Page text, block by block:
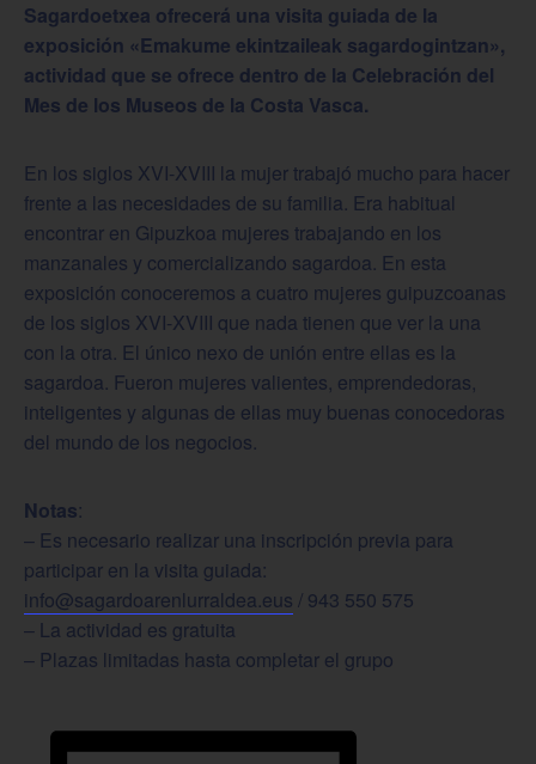
Sagardoetxea ofrecerá una visita guiada de la
exposición «Emakume ekintzaileak sagardogintzan»,
actividad que se ofrece dentro de la Celebración del
Mes de los Museos de la Costa Vasca.
En los siglos XVI-XVIII la mujer trabajó mucho para hacer
frente a las necesidades de su familia. Era habitual
encontrar en Gipuzkoa mujeres trabajando en los
manzanales y comercializando sagardoa. En esta
exposición conoceremos a cuatro mujeres guipuzcoanas
de los siglos XVI-XVIII que nada tienen que ver la una
con la otra. El único nexo de unión entre ellas es la
sagardoa. Fueron mujeres valientes, emprendedoras,
inteligentes y algunas de ellas muy buenas conocedoras
del mundo de los negocios.
Notas:
– Es necesario realizar una inscripción previa para
participar en la visita guiada:
info@sagardoarenlurraldea.eus / 943 550 575
– La actividad es gratuita
– Plazas limitadas hasta completar el grupo